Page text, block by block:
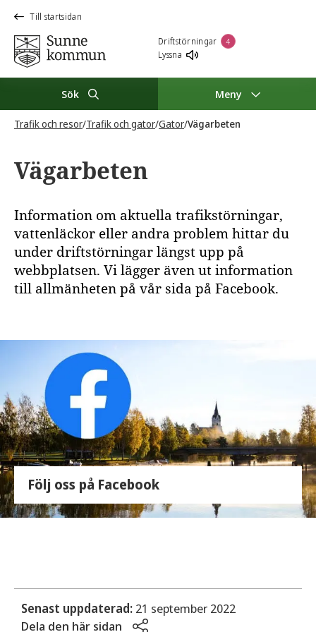
Till startsidan
Driftstörningar 4
Lyssna
Sök Meny
Trafik och resor/Trafik och gator/Gator/Vägarbeten
Vägarbeten
Information om aktuella trafikstörningar,
vattenläckor eller andra problem hittar du
under driftstörningar längst upp på
webbplatsen. Vi lägger även ut information
till allmänheten på vår sida på Facebook.
Följ oss på Facebook
Senast uppdaterad: 21 september 2022
Dela den här sidan